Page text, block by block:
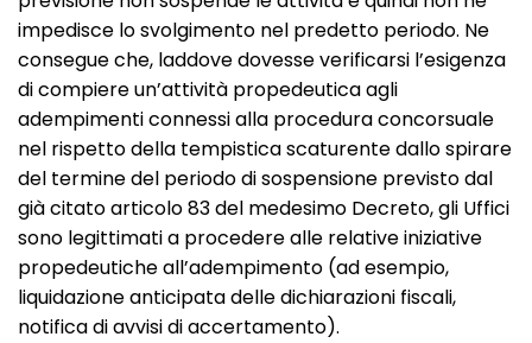
impedisce lo svolgimento nel predetto periodo. Ne
consegue che, laddove dovesse verificarsi l’esigenza
di compiere un’attività propedeutica agli
adempimenti connessi alla procedura concorsuale
nel rispetto della tempistica scaturente dallo spirare
del termine del periodo di sospensione previsto dal
già citato articolo 83 del medesimo Decreto, gli Uffici
sono legittimati a procedere alle relative iniziative
propedeutiche all’adempimento (ad esempio,
liquidazione anticipata delle dichiarazioni fiscali,
notifica di avvisi di accertamento).